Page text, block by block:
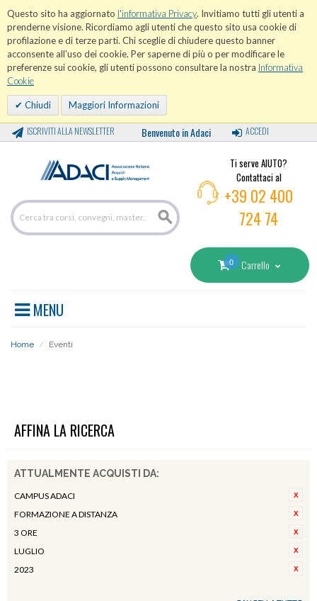
Questo sito ha aggiornato l'informativa Privacy. Invitiamo tutti gli utenti a
prenderne visione. Ricordiamo agli utenti che questo sito usa cookie di
profilazione e di terze parti. Chi sceglie di chiudere questo banner
acconsente all'uso dei cookie. Per saperne di più o per modificare le
preferenze sui cookie, gli utenti possono consultare la nostra Informativa
Cookie
Chiudi Maggiori Informazioni
ISCRIVITI ALLA NEWSLETTER Benvenuto in Adaci ACCEDI
Ti serve AIUTO?
Contattaci al
+39 02 400
724 74
0 Carrello
MENU
Home / Eventi
AFFINA LA RICERCA
ATTUALMENTE ACQUISTI DA:
CAMPUS ADACI
FORMAZIONE A DISTANZA
3 ORE
LUGLIO
2023